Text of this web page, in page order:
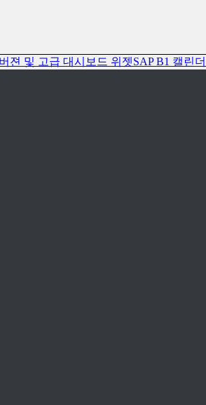
젼 및 고급 대시보드 위젯SAP B1 캘린더